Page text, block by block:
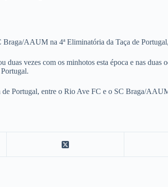
AAUM na 4ª Eliminatória da Taça de
vezes com os minhotos esta época e nas duas
Portugal, entre o Rio Ave FC e o SC Braga/